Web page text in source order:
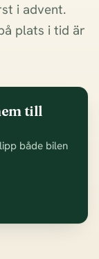
i advent.
plats i tid är
till
både bilen